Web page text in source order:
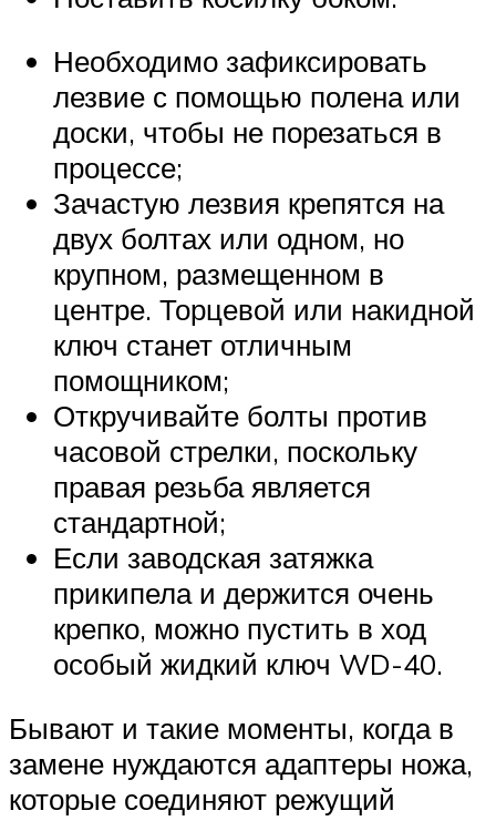
Необходимо зафиксировать
лезвие с помощью полена или
доски, чтобы не порезаться в
процессе;
Зачастую лезвия крепятся на
двух болтах или одном, но
крупном, размещенном в
центре. Торцевой или накидной
ключ станет отличным
помощником;
Откручивайте болты против
часовой стрелки, поскольку
правая резьба является
стандартной;
Если заводская затяжка
прикипела и держится очень
крепко, можно пустить в ход
особый жидкий ключ WD-40.
Бывают и такие моменты, когда в
замене нуждаются адаптеры ножа,
которые соединяют режущий